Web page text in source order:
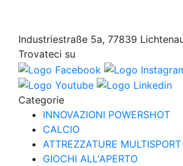
Industriestraße 5a, 77839
Trovateci su
Categorie
INNOVAZIONI POWERSHOT
CALCIO
ATTREZZATURE MULTISPORT
GIOCHI ALL'APERTO